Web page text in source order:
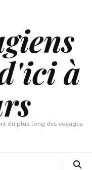
à
du plus long des voyages